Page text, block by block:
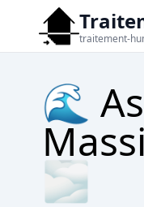
traitement-
🌊
🌫